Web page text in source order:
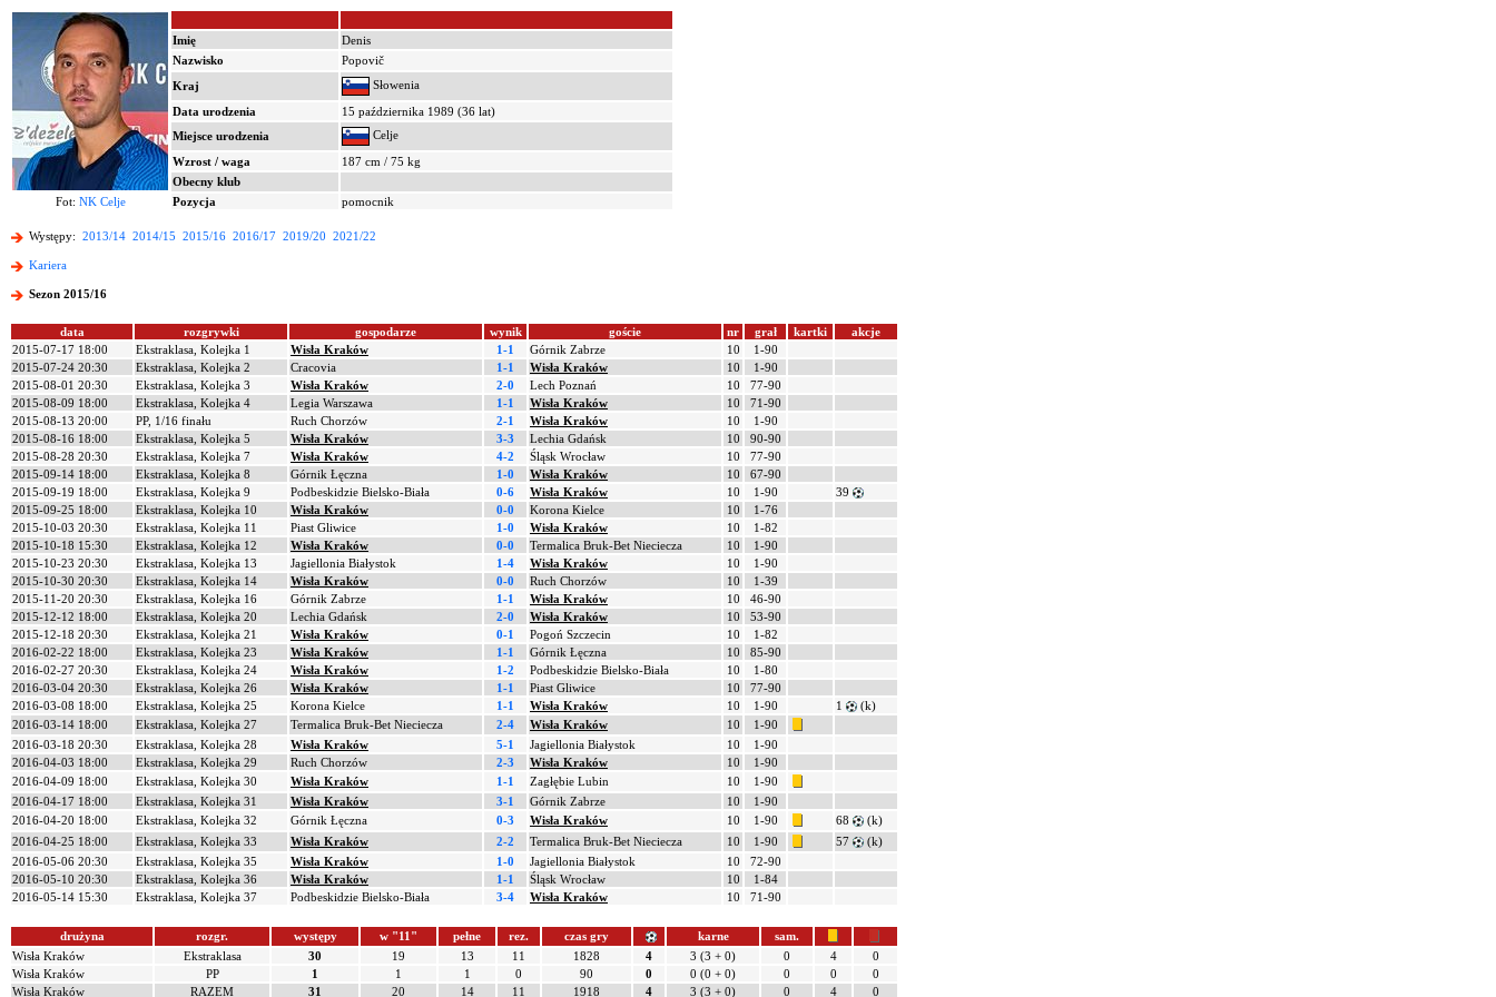
Imię
Denis
Nazwisko
Popovič
Kraj
Słowenia
Data urodzenia
15 października 1989 (36 lat)
Miejsce urodzenia
Celje
Wzrost / waga
187 cm / 75 kg
Obecny klub
Fot: NK Celje Pozycja pomocnik
Występy: 2013/14 2014/15 2015/16 2016/17 2019/20 2021/22
Kariera
Sezon 2015/16
data rozgrywki gospodarze wynik goście nr grał kartki
akcje
2015-07-17 18:00
Ekstraklasa, Kolejka 1 Wisła Kraków 1-1 Górnik Zabrze 10
1-90
2015-07-24 20:30
Ekstraklasa, Kolejka 2 Cracovia 1-1 Wisła Kraków 10
1-90
2015-08-01 20:30
Ekstraklasa, Kolejka 3 Wisła Kraków 2-0 Lech Poznań 10
77-90
2015-08-09 18:00
Ekstraklasa, Kolejka 4 Legia Warszawa 1-1 Wisła Kraków 10
71-90
2015-08-13 20:00
PP, 1/16 finału Ruch Chorzów 2-1 Wisła Kraków 10
1-90
2015-08-16 18:00
Ekstraklasa, Kolejka 5 Wisła Kraków 3-3 Lechia Gdańsk 10
90-90
2015-08-28 20:30
Ekstraklasa, Kolejka 7 Wisła Kraków 4-2 Śląsk Wrocław 10
77-90
2015-09-14 18:00
Ekstraklasa, Kolejka 8 Górnik Łęczna 1-0 Wisła Kraków 10
67-90
2015-09-19 18:00
Ekstraklasa, Kolejka 9 Podbeskidzie Bielsko-Biała 0-6 Wisła Kraków 10 1-90
39
2015-09-25 18:00
Ekstraklasa, Kolejka 10 Wisła Kraków 0-0 Korona Kielce 10
1-76
2015-10-03 20:30
Ekstraklasa, Kolejka 11 Piast Gliwice 1-0 Wisła Kraków 10
1-82
2015-10-18 15:30
Ekstraklasa, Kolejka 12 Wisła Kraków 0-0 Termalica Bruk-Bet Nieciecza 10
1-90
2015-10-23 20:30
Ekstraklasa, Kolejka 13 Jagiellonia Białystok 1-4 Wisła Kraków 10
1-90
2015-10-30 20:30
Ekstraklasa, Kolejka 14 Wisła Kraków 0-0 Ruch Chorzów 10
1-39
2015-11-20 20:30
Ekstraklasa, Kolejka 16 Górnik Zabrze 1-1 Wisła Kraków 10
46-90
2015-12-12 18:00
Ekstraklasa, Kolejka 20 Lechia Gdańsk 2-0 Wisła Kraków 10
53-90
2015-12-18 20:30
Ekstraklasa, Kolejka 21 Wisła Kraków 0-1 Pogoń Szczecin 10
1-82
2016-02-22 18:00
Ekstraklasa, Kolejka 23 Wisła Kraków 1-1 Górnik Łęczna 10
85-90
2016-02-27 20:30
Ekstraklasa, Kolejka 24 Wisła Kraków 1-2 Podbeskidzie Bielsko-Biała 10
1-80
2016-03-04 20:30
Ekstraklasa, Kolejka 26 Wisła Kraków 1-1 Piast Gliwice 10
77-90
2016-03-08 18:00
Ekstraklasa, Kolejka 25 Korona Kielce 1-1 Wisła Kraków 10 1-90 1
(k)
2016-03-14 18:00
Ekstraklasa, Kolejka 27 Termalica Bruk-Bet Nieciecza 2-4 Wisła Kraków 10
1-90
2016-03-18 20:30
Ekstraklasa, Kolejka 28 Wisła Kraków 5-1 Jagiellonia Białystok 10
1-90
2016-04-03 18:00
Ekstraklasa, Kolejka 29 Ruch Chorzów 2-3 Wisła Kraków 10
1-90
2016-04-09 18:00
Ekstraklasa, Kolejka 30 Wisła Kraków 1-1 Zagłębie Lubin 10
1-90
2016-04-17 18:00
Ekstraklasa, Kolejka 31 Wisła Kraków 3-1 Górnik Zabrze 10
1-90
2016-04-20 18:00
Ekstraklasa, Kolejka 32 Górnik Łęczna 0-3 Wisła Kraków 10 1-90 68
(k)
2016-04-25 18:00
Ekstraklasa, Kolejka 33 Wisła Kraków 2-2 Termalica Bruk-Bet Nieciecza 10 1-90 57
(k)
2016-05-06 20:30
Ekstraklasa, Kolejka 35 Wisła Kraków 1-0 Jagiellonia Białystok 10
72-90
2016-05-10 20:30
Ekstraklasa, Kolejka 36 Wisła Kraków 1-1 Śląsk Wrocław 10
1-84
2016-05-14 15:30
Ekstraklasa, Kolejka 37 Podbeskidzie Bielsko-Biała 3-4 Wisła Kraków 10 71-90
drużyna rozgr. występy w "11" pełne rez. czas gry karne
sam.
Wisła Kraków
Ekstraklasa 30 19 13 11 1828 4 3 (3 + 0) 0 4
0
Wisła Kraków
PP 1 1 1 0 90 0 0 (0 + 0) 0 0
0
Wisła Kraków
RAZEM 31 20 14 11 1918 4 3 (3 + 0) 0 4 0